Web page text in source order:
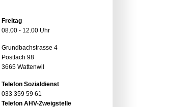
Freitag
08.00 - 12.00 Uhr
Grundbachstrasse 4
Postfach 98
3665 Wattenwil
Telefon Sozialdienst
033 359 59 61
Telefon AHV-Zweigstelle